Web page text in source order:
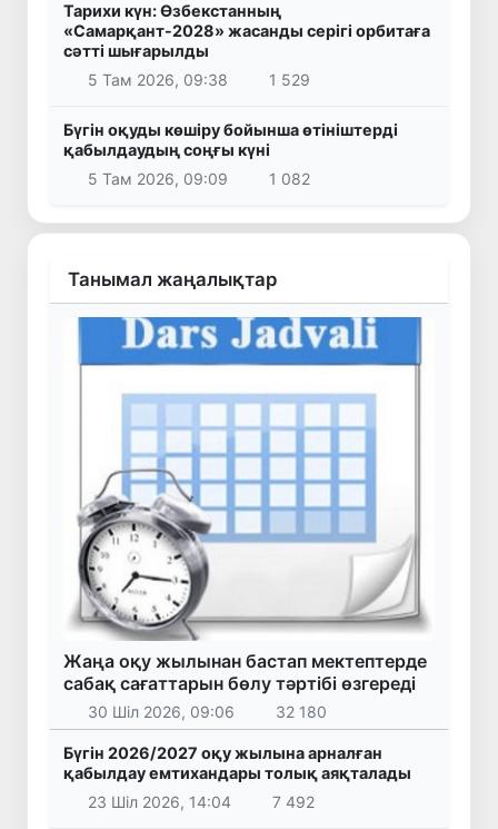
Тарихи күн: Өзбекстанның
«Самарқант-2028» жасанды серігі орбитаға
сәтті шығарылды
5 Там 2026, 09:38
1 529
Бүгін оқуды көшіру бойынша өтініштерді
қабылдаудың соңғы күні
5 Там 2026, 09:09
1 082
Танымал жаңалықтар
Жаңа оқу жылынан бастап мектептерде
сабақ сағаттарын бөлу тәртібі өзгереді
30 Шіл 2026, 09:06 32 180
Бүгін 2026/2027 оқу жылына арналған
қабылдау емтихандары толық аяқталады
23 Шіл 2026, 14:04
7 492